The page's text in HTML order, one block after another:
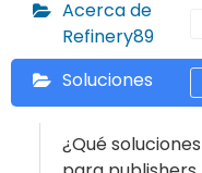
Acerca de
Refinery89
Soluciones
¿Qué soluciones